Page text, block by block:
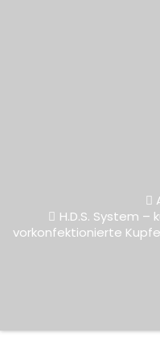
H.D.S. System –
vorkonfektionierte